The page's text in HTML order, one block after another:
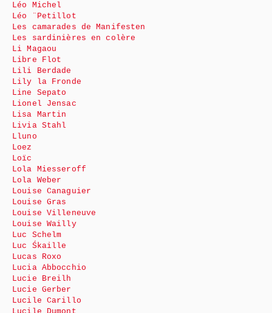
Léo Michel
Léo ¨Petillot
Les camarades de Manifesten
Les sardinières en colère
Li Magaou
Libre Flot
Lili Berdade
Lily la Fronde
Line Sepato
Lionel Jensac
Lisa Martin
Livia Stahl
Lluno
Loez
Loïc
Lola Miesseroff
Lola Weber
Louise Canaguier
Louise Gras
Louise Villeneuve
Louise Wailly
Luc Schelm
Luc Śkaille
Lucas Roxo
Lucia Abbocchio
Lucie Breilh
Lucie Gerber
Lucile Carillo